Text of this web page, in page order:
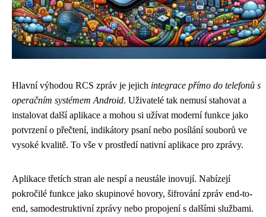
Hlavní výhodou RCS zpráv je jejich integrace přímo do telefonů s
operačním systémem Android. Uživatelé tak nemusí stahovat a
instalovat další aplikace a mohou si užívat moderní funkce jako
potvrzení o přečtení, indikátory psaní nebo posílání souborů ve
vysoké kvalitě. To vše v prostředí nativní aplikace pro zprávy.
Aplikace třetích stran ale nespí a neustále inovují. Nabízejí
pokročilé funkce jako skupinové hovory, šifrování zpráv end-to-
end, samodestruktivní zprávy nebo propojení s dalšími službami.